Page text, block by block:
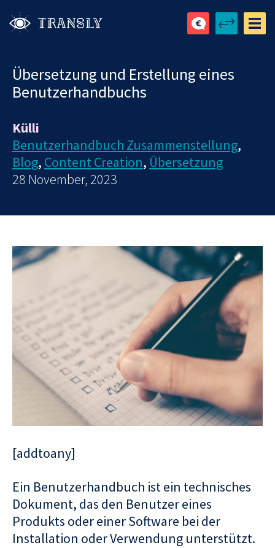
Übersetzung und Erstellung eines
Benutzerhandbuchs
Külli
Benutzerhandbuch Zusammenstellung,
Blog, Content Creation, Übersetzung
28 November, 2023
[addtoany]
Ein Benutzerhandbuch ist ein technisches
Dokument, das den Benutzer eines
Produkts oder einer Software bei der
Installation oder Verwendung unterstützt.